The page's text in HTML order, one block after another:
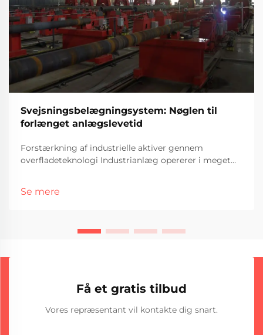
Svejsningsbelægningsystem: Nøglen til
forlænget anlægslevetid
Forstærkning af industrielle aktiver gennem
overfladeteknologi Industrianlæg opererer i meget
Komponenter såsom rørledninger, turbiner, p...
Se mere
Få et gratis tilbud
Vores repræsentant vil kontakte dig snart.